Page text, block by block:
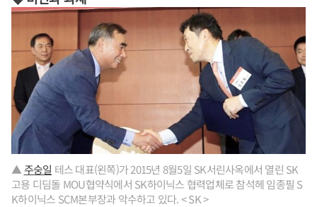
▲주숭일 테스 대표(왼쪽)가 2015년 8월5일 SK서린사옥에서 열린 SK
고용 디딤돌 MOU협약식에서 SK하이닉스 협력업체로 참석헤 임종필 S
K하이닉스 SCM본부장과 악수하고 있다. < SK >